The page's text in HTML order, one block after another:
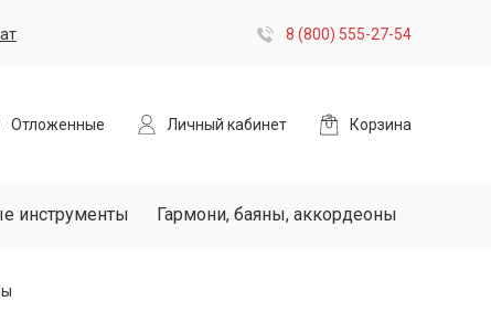
8 (800) 555-27-54
Отложенные Личный кабинет Корзина
инструменты Гармони, баяны, аккордеоны